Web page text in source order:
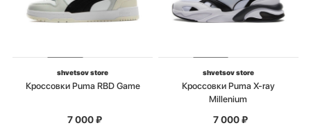
shvetsov store
Кроссовки Puma RBD Game
7 000₽
shvetsov store
Кроссовки Puma X-ray
Millenium
7 000₽